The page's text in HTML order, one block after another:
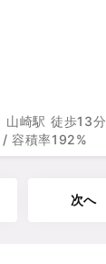
山崎駅 徒歩13分
容積率192%
次へ